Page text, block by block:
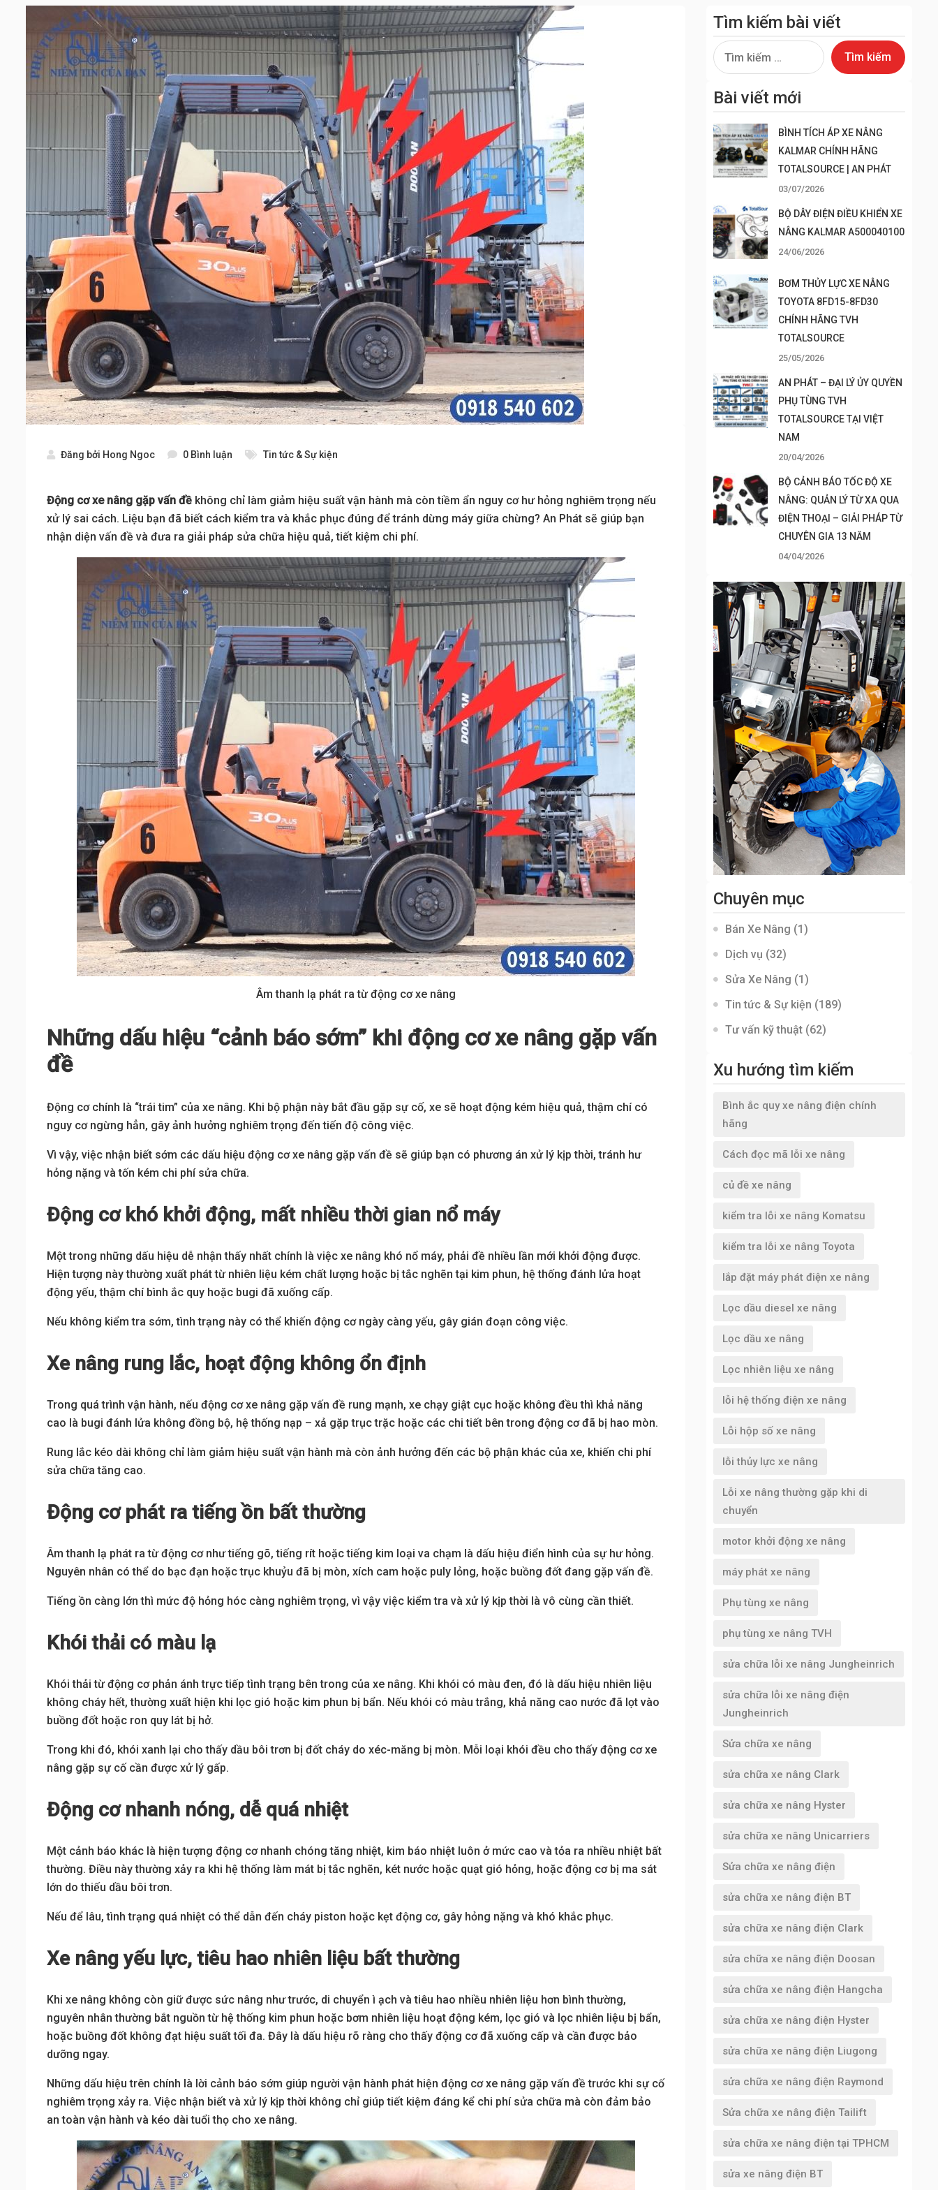
Đăng bởi Hong Ngoc 0 Bình luận Tin tức & Sự kiện
Động cơ xe nâng gặp vấn đề không chỉ làm giảm hiệu suất vận hành mà còn tiềm ẩn nguy cơ hư hỏng nghiêm trọng nếu
xử lý sai cách. Liệu bạn đã biết cách kiểm tra và khắc phục đúng để tránh dừng máy giữa chừng? An Phát sẽ giúp bạn
nhận diện vấn đề và đưa ra giải pháp sửa chữa hiệu quả, tiết kiệm chi phí.
Âm thanh lạ phát ra từ động cơ xe nâng
Những dấu hiệu “cảnh báo sớm” khi động cơ xe nâng gặp vấn
đề
Động cơ chính là “trái tim” của xe nâng. Khi bộ phận này bắt đầu gặp sự cố, xe sẽ hoạt động kém hiệu quả, thậm chí có
nguy cơ ngừng hẳn, gây ảnh hưởng nghiêm trọng đến tiến độ công việc.
Vì vậy, việc nhận biết sớm các dấu hiệu động cơ xe nâng gặp vấn đề sẽ giúp bạn có phương án xử lý kịp thời, tránh hư
hỏng nặng và tốn kém chi phí sửa chữa.
Động cơ khó khởi động, mất nhiều thời gian nổ máy
Một trong những dấu hiệu dễ nhận thấy nhất chính là việc xe nâng khó nổ máy, phải đề nhiều lần mới khởi động được.
Hiện tượng này thường xuất phát từ nhiên liệu kém chất lượng hoặc bị tắc nghẽn tại kim phun, hệ thống đánh lửa hoạt
động yếu, thậm chí bình ắc quy hoặc bugi đã xuống cấp.
Nếu không kiểm tra sớm, tình trạng này có thể khiến động cơ ngày càng yếu, gây gián đoạn công việc.
Xe nâng rung lắc, hoạt động không ổn định
Trong quá trình vận hành, nếu động cơ xe nâng gặp vấn đề rung mạnh, xe chạy giật cục hoặc không đều thì khả năng
cao là bugi đánh lửa không đồng bộ, hệ thống nạp – xả gặp trục trặc hoặc các chi tiết bên trong động cơ đã bị hao mòn.
Rung lắc kéo dài không chỉ làm giảm hiệu suất vận hành mà còn ảnh hưởng đến các bộ phận khác của xe, khiến chi phí
sửa chữa tăng cao.
Động cơ phát ra tiếng ồn bất thường
Âm thanh lạ phát ra từ động cơ như tiếng gõ, tiếng rít hoặc tiếng kim loại va chạm là dấu hiệu điển hình của sự hư hỏng.
Nguyên nhân có thể do bạc đạn hoặc trục khuỷu đã bị mòn, xích cam hoặc puly lỏng, hoặc buồng đốt đang gặp vấn đề.
Tiếng ồn càng lớn thì mức độ hỏng hóc càng nghiêm trọng, vì vậy việc kiểm tra và xử lý kịp thời là vô cùng cần thiết.
Khói thải có màu lạ
Khói thải từ động cơ phản ánh trực tiếp tình trạng bên trong của xe nâng. Khi khói có màu đen, đó là dấu hiệu nhiên liệu
không cháy hết, thường xuất hiện khi lọc gió hoặc kim phun bị bẩn. Nếu khói có màu trắng, khả năng cao nước đã lọt vào
buồng đốt hoặc ron quy lát bị hở.
Trong khi đó, khói xanh lại cho thấy dầu bôi trơn bị đốt cháy do xéc-măng bị mòn. Mỗi loại khói đều cho thấy động cơ xe
nâng gặp sự cố cần được xử lý gấp.
Động cơ nhanh nóng, dễ quá nhiệt
Một cảnh báo khác là hiện tượng động cơ nhanh chóng tăng nhiệt, kim báo nhiệt luôn ở mức cao và tỏa ra nhiều nhiệt bất
thường. Điều này thường xảy ra khi hệ thống làm mát bị tắc nghẽn, két nước hoặc quạt gió hỏng, hoặc động cơ bị ma sát
lớn do thiếu dầu bôi trơn.
Nếu để lâu, tình trạng quá nhiệt có thể dẫn đến cháy piston hoặc kẹt động cơ, gây hỏng nặng và khó khắc phục.
Xe nâng yếu lực, tiêu hao nhiên liệu bất thường
Khi xe nâng không còn giữ được sức nâng như trước, di chuyển ì ạch và tiêu hao nhiều nhiên liệu hơn bình thường,
nguyên nhân thường bắt nguồn từ hệ thống kim phun hoặc bơm nhiên liệu hoạt động kém, lọc gió và lọc nhiên liệu bị bẩn,
hoặc buồng đốt không đạt hiệu suất tối đa. Đây là dấu hiệu rõ ràng cho thấy động cơ đã xuống cấp và cần được bảo
dưỡng ngay.
Những dấu hiệu trên chính là lời cảnh báo sớm giúp người vận hành phát hiện động cơ xe nâng gặp vấn đề trước khi sự cố
nghiêm trọng xảy ra. Việc nhận biết và xử lý kịp thời không chỉ giúp tiết kiệm đáng kể chi phí sửa chữa mà còn đảm bảo
an toàn vận hành và kéo dài tuổi thọ cho xe nâng.
Tìm kiếm bài viết
Tìm
kiếm
Bài viết mới
BÌNH TÍCH ÁP XE NÂNG
KALMAR CHÍNH HÃNG
TOTALSOURCE | AN PHÁT
03/07/2026
BỘ DÂY ĐIỆN ĐIỀU KHIỂN XE
NÂNG KALMAR A500040100
24/06/2026
BƠM THỦY LỰC XE NÂNG
TOYOTA 8FD15-8FD30
CHÍNH HÃNG TVH
TOTALSOURCE
25/05/2026
AN PHÁT – ĐẠI LÝ ỦY QUYỀN
PHỤ TÙNG TVH
TOTALSOURCE TẠI VIỆT
NAM
20/04/2026
BỘ CẢNH BÁO TỐC ĐỘ XE
NÂNG: QUẢN LÝ TỪ XA QUA
ĐIỆN THOẠI – GIẢI PHÁP TỪ
CHUYÊN GIA 13 NĂM
04/04/2026
Chuyên mục
Bán Xe Nâng (1)
Dịch vụ (32)
Sửa Xe Nâng (1)
Tin tức & Sự kiện (189)
Tư vấn kỹ thuật (62)
Xu hướng tìm kiếm
Bình ắc quy xe nâng điện chính
hãng
Cách đọc mã lỗi xe nâng
củ đề xe nâng
kiểm tra lỗi xe nâng Komatsu
kiểm tra lỗi xe nâng Toyota
lắp đặt máy phát điện xe nâng
Lọc dầu diesel xe nâng
Lọc dầu xe nâng
Lọc nhiên liệu xe nâng
lỗi hệ thống điện xe nâng
Lỗi hộp số xe nâng
lỗi thủy lực xe nâng
Lỗi xe nâng thường gặp khi di
chuyển
motor khởi động xe nâng
máy phát xe nâng
Phụ tùng xe nâng
phụ tùng xe nâng TVH
sửa chữa lỗi xe nâng Jungheinrich
sửa chữa lỗi xe nâng điện
Jungheinrich
Sửa chữa xe nâng
sửa chữa xe nâng Clark
sửa chữa xe nâng Hyster
sửa chữa xe nâng Unicarriers
Sửa chữa xe nâng điện
sửa chữa xe nâng điện BT
sửa chữa xe nâng điện Clark
sửa chữa xe nâng điện Doosan
sửa chữa xe nâng điện Hangcha
sửa chữa xe nâng điện Hyster
sửa chữa xe nâng điện Liugong
sửa chữa xe nâng điện Raymond
Sửa chữa xe nâng điện Tailift
sửa chữa xe nâng điện tại TPHCM
sửa xe nâng điện BT